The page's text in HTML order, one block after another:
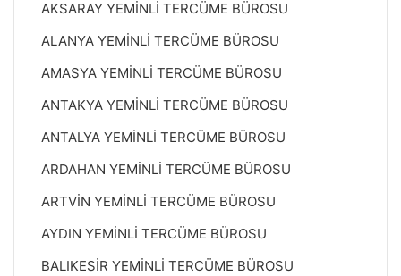
AKSARAY YEMİNLİ TERCÜME BÜROSU
ALANYA YEMİNLİ TERCÜME BÜROSU
AMASYA YEMİNLİ TERCÜME BÜROSU
ANTAKYA YEMİNLİ TERCÜME BÜROSU
ANTALYA YEMİNLİ TERCÜME BÜROSU
ARDAHAN YEMİNLİ TERCÜME BÜROSU
ARTVİN YEMİNLİ TERCÜME BÜROSU
AYDIN YEMİNLİ TERCÜME BÜROSU
BALIKESİR YEMİNLİ TERCÜME BÜROSU